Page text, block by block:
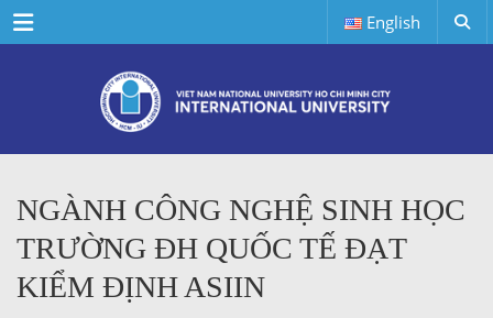
Menu English
NGÀNH CÔNG NGHỆ SINH HỌC
TRƯỜNG ĐH QUỐC TẾ ĐẠT
KIỂM ĐỊNH ASIIN